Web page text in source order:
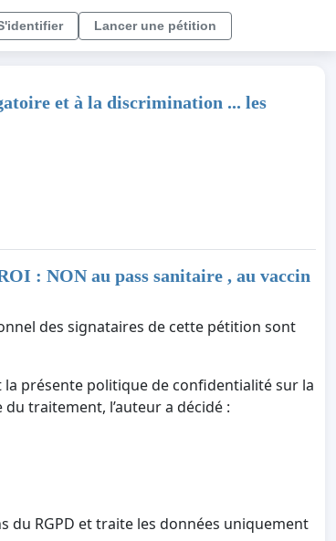
Lancer une pétition
et à la discrimination ... les
: NON au pass sanitaire , au vaccin
des signataires de cette pétition sont
présente politique de confidentialité sur la
traitement, l’auteur a décidé :
du RGPD et traite les données uniquement